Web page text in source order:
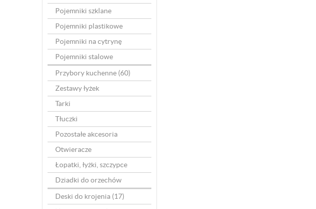
Pojemniki szklane
Pojemniki plastikowe
Pojemniki na cytrynę
Pojemniki stalowe
Przybory kuchenne (60)
Zestawy łyżek
Tarki
Tłuczki
Pozostałe akcesoria
Otwieracze
Łopatki, łyżki, szczypce
Dziadki do orzechów
Deski do krojenia (17)